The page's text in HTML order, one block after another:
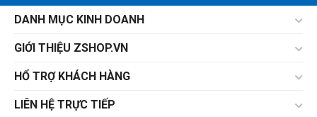
DANH MỤC KINH DOANH
GIỚI THIỆU ZSHOP.VN
HỔ TRỢ KHÁCH HÀNG
LIÊN HỆ TRỰC TIẾP